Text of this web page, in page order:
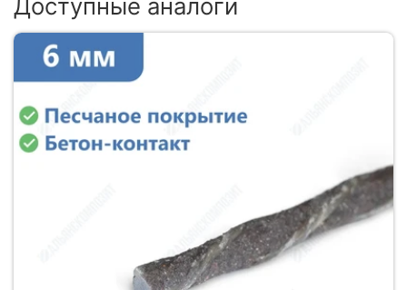
Доступные аналоги